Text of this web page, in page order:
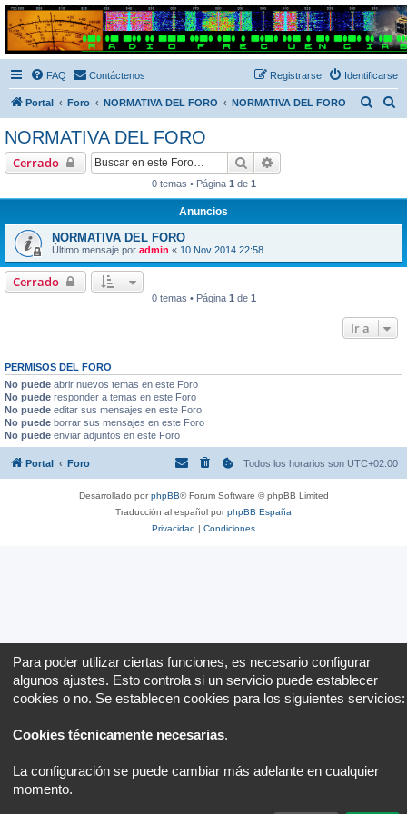
Radio Frecuencias
Foro de Radio Frecuencias
FAQ Contáctenos Identificarse
Registrarse
Portal Foro NORMATIVA DEL FORO NORMATIVA DEL FORO
NORMATIVA DEL FORO
Cerrado Buscar
0 temas • Página 1 de 1
Anuncios
NORMATIVA DEL FORO
Último mensaje por admin « 10 Nov 2014 22:58
Cerrado
0 temas • Página 1 de 1
Ir a
PERMISOS DEL FORO
No puede abrir nuevos temas en este Foro
No puede responder a temas en este Foro
No puede editar sus mensajes en este Foro
No puede borrar sus mensajes en este Foro
No puede enviar adjuntos en este Foro
Portal Foro Todos los horarios son UTC+02:00
Desarrollado porphpBB® Forum Software © phpBB Limited
Traducción al español porphpBB España
Privacidad | Condiciones
Para poder utilizar ciertas funciones, es necesario configurar
algunos ajustes. Esto controla si un servicio puede establecer
cookies o no. Se establecen cookies para los siguientes servicios:
Cookies técnicamente necesarias.
La configuración se puede cambiar más adelante en cualquier
momento.